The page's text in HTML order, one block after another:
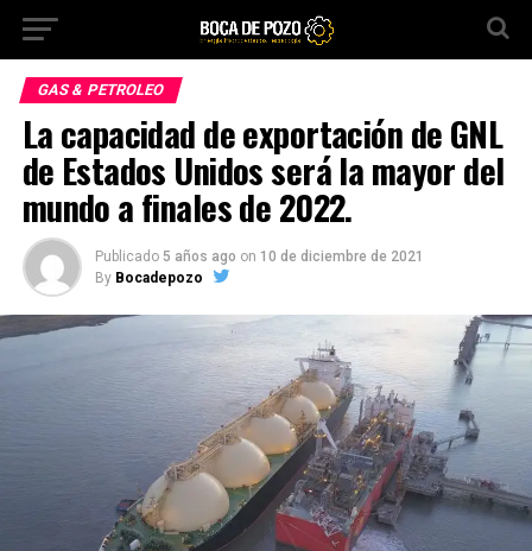
GAS & PETROLEO
La capacidad de exportación de GNL
de Estados Unidos será la mayor del
mundo a finales de 2022.
Publicado 5 años ago on 10 de diciembre de 2021
By Bocadepozo